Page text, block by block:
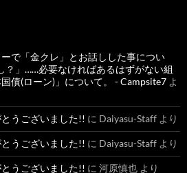
で「金クレ」とお話しした事につい
？」……必要なければあるはずがない組
債(ローン)」について。 - Campsite7 よ
とうございました!! に Daiyasu-Staff より
とうございました!! に Daiyasu-Staff より
とうございました!! に 河原慎也 より